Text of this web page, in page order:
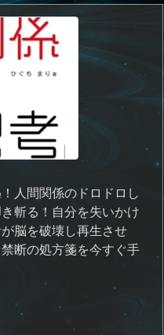
人間関係のドロドロし
斬る！自分を失いかけ
脳を破壊し再生させ
断の処方箋を今すぐ手